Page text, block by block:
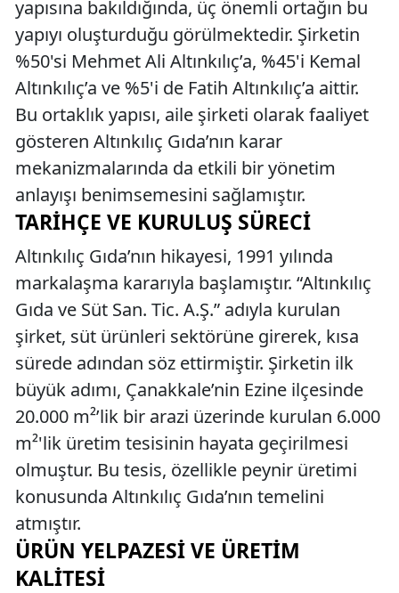
yapısına bakıldığında, üç önemli ortağın bu
yapıyı oluşturduğu görülmektedir. Şirketin
%50'si Mehmet Ali Altınkılıç’a, %45'i Kemal
Altınkılıç’a ve %5'i de Fatih Altınkılıç’a aittir.
Bu ortaklık yapısı, aile şirketi olarak faaliyet
gösteren Altınkılıç Gıda’nın karar
mekanizmalarında da etkili bir yönetim
anlayışı benimsemesini sağlamıştır.
TARIHÇE VE KURULUŞ SÜRECI
Altınkılıç Gıda’nın hikayesi, 1991 yılında
markalaşma kararıyla başlamıştır. “Altınkılıç
Gıda ve Süt San. Tic. A.Ş.” adıyla kurulan
şirket, süt ürünleri sektörüne girerek, kısa
sürede adından söz ettirmiştir. Şirketin ilk
büyük adımı, Çanakkale’nin Ezine ilçesinde
20.000 m²’lik bir arazi üzerinde kurulan 6.000
m²'lik üretim tesisinin hayata geçirilmesi
olmuştur. Bu tesis, özellikle peynir üretimi
konusunda Altınkılıç Gıda’nın temelini
atmıştır.
ÜRÜN YELPAZESI VE ÜRETIM
KALITESI